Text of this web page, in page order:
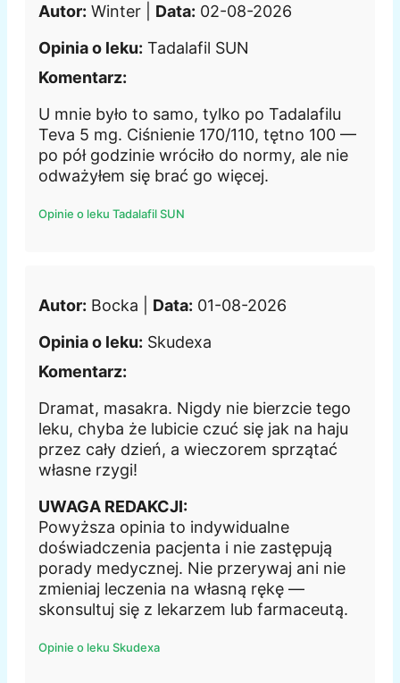
Autor: Winter | Data: 02-08-2026
Opinia o leku: Tadalafil SUN
Komentarz:
U mnie było to samo, tylko po Tadalafilu
Teva 5 mg. Ciśnienie 170/110, tętno 100 —
po pół godzinie wróciło do normy, ale nie
odważyłem się brać go więcej.
Opinie o leku Tadalafil SUN
Autor: Bocka | Data: 01-08-2026
Opinia o leku: Skudexa
Komentarz:
Dramat, masakra. Nigdy nie bierzcie tego
leku, chyba że lubicie czuć się jak na haju
przez cały dzień, a wieczorem sprzątać
własne rzygi!
UWAGA REDAKCJI:
Powyższa opinia to indywidualne
doświadczenia pacjenta i nie zastępują
porady medycznej. Nie przerywaj ani nie
zmieniaj leczenia na własną rękę —
skonsultuj się z lekarzem lub farmaceutą.
Opinie o leku Skudexa